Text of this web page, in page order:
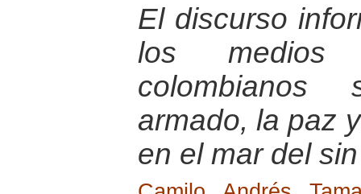
El discurso
los medios
armado, la paz
en el mar del